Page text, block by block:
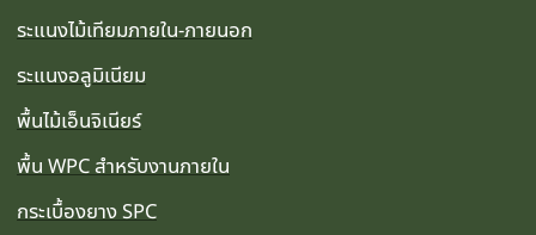
ระแนงไม้เทียมภายใน-ภายนอก
ระแนงอลูมิเนียม
พื้นไม้เอ็นจิเนียร์
พื้น WPC สำหรับงานภายใน
กระเบื้องยาง SPC